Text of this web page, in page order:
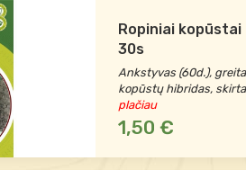
Ropiniai
30s
Ankstyvas (60d.),
kopūstų hibridas,
plačiau
1,50 €